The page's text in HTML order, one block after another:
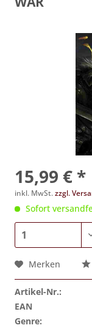
15,99 € *
inkl. MwSt.zzgl.
Sofort
Merken
Artikel-Nr.:
EAN
Genre: